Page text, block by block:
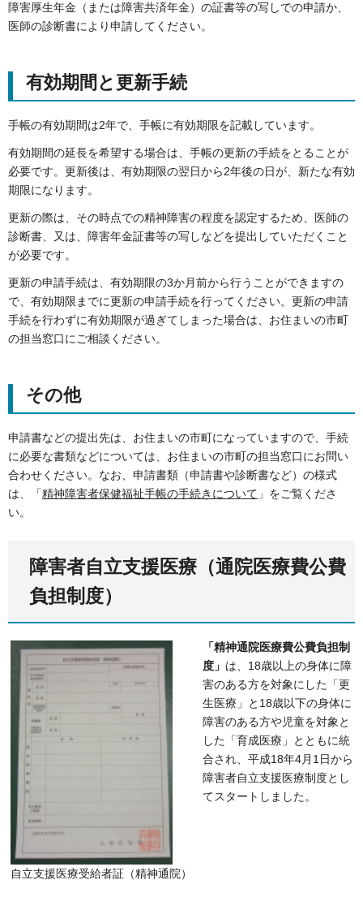
障害厚生年金（または障害共済年金）の証書等の写しでの申請か、
医師の診断書により申請してください。
有効期間と更新手続
手帳の有効期間は2年で、手帳に有効期限を記載しています。
有効期間の延長を希望する場合は、手帳の更新の手続をとることが
必要です。更新後は、有効期限の翌日から2年後の日が、新たな有効
期限になります。
更新の際は、その時点での精神障害の程度を認定するため、医師の
診断書、又は、障害年金証書等の写しなどを提出していただくこと
が必要です。
更新の申請手続は、有効期限の3か月前から行うことができますの
で、有効期限までに更新の申請手続を行ってください。更新の申請
手続を行わずに有効期限が過ぎてしまった場合は、お住まいの市町
の担当窓口にご相談ください。
その他
申請書などの提出先は、お住まいの市町になっていますので、手続
に必要な書類などについては、お住まいの市町の担当窓口にお問い
合わせください。なお、申請書類（申請書や診断書など）の様式
は、「精神障害者保健福祉手帳の手続きについて 」をご覧くださ
い。
障害者自立支援医療（通院医療費公費
負担制度）
自立支援医療受給者証（精神通院）
「精神通院医療費公費負担制
度」 は、18歳以上の身体に障
害のある方を対象にした「更
生医療」と18歳以下の身体に
障害のある方や児童を対象と
した「育成医療」とともに統
合され、平成18年4月1日から
障害者自立支援医療制度とし
てスタートしました。